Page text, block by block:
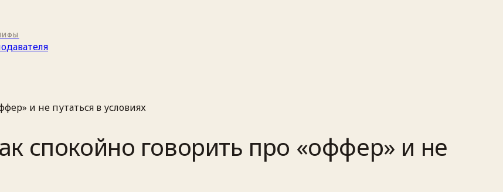
и не путаться в условиях
спокойно говорить про «оффер» и не